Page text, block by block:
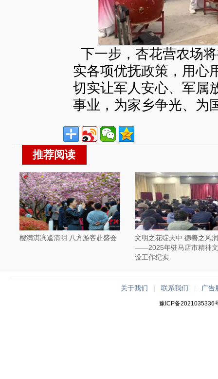
下一步，杏花营农场
实各项优抚政策，用心
切实让军人安心、军属
事业，为家乡争光、为
推荐阅读
樱满淇滨逢清明 八方游客赴盛会
文明之花绽天中 德善之风
——2025年驻马店市精神
设工作纪实
关于我们 |联系我们 广告
豫ICP备2021035336